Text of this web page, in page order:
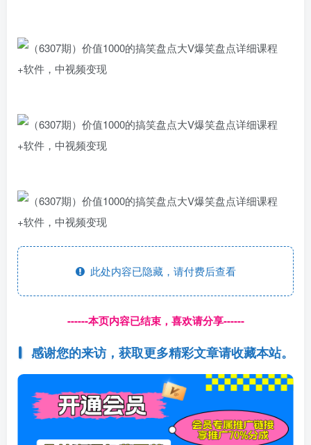
此处内容已隐藏，请付费后查看
------本页内容已结束，喜欢请分享------
感谢您的来访，获取更多精彩文章请收藏本站。